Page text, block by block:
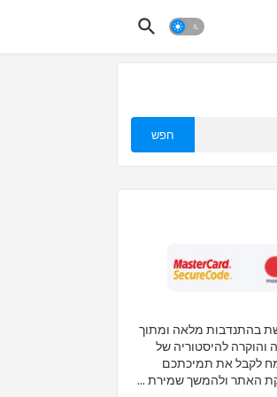
בהתנדבות מלאה ומתוך
להיסטוריה של
לקבל את תמיכתכם
האתר ולהמשך שמירת ...